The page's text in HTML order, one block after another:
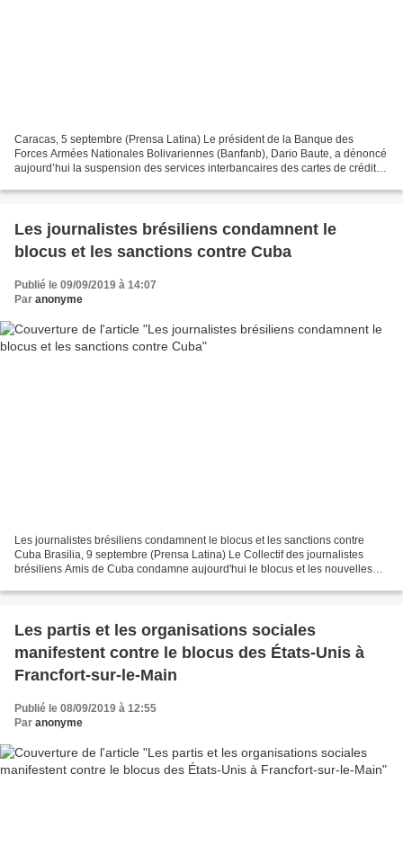
Caracas, 5 septembre (Prensa Latina) Le président de la Banque des
Forces Armées Nationales Bolivariennes (Banfanb), Dario Baute, a dénoncé
aujourd’hui la suspension des services interbancaires des cartes de crédit
Les journalistes brésiliens condamnent le
blocus et les sanctions contre Cuba
Publié le 09/09/2019 à 14:07
Par anonyme
Les journalistes brésiliens condamnent le blocus et les sanctions contre
Cuba Brasilia, 9 septembre (Prensa Latina) Le Collectif des journalistes
brésiliens Amis de Cuba condamne aujourd'hui le blocus et les nouvelles
Les partis et les organisations sociales
manifestent contre le blocus des États-Unis à
Francfort-sur-le-Main
Publié le 08/09/2019 à 12:55
Par anonyme